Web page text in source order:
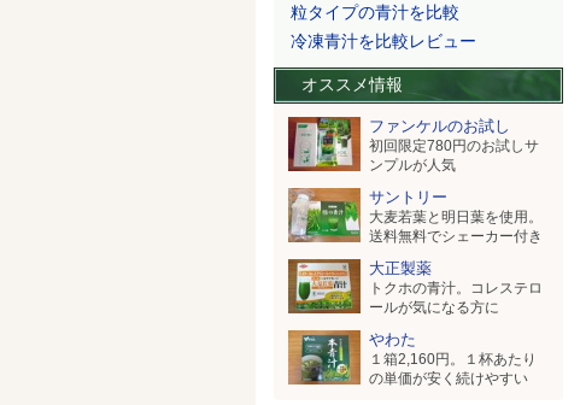
粒タイプの青汁を比較
冷凍青汁を比較レビュー
オススメ情報
ファンケルのお試し
初回限定780円のお試しサ
ンプルが人気
サントリー
大麦若葉と明日葉を使用。
送料無料でシェーカー付き
大正製薬
トクホの青汁。コレステロ
ールが気になる方に
やわた
１箱2,160円。１杯あたり
の単価が安く続けやすい